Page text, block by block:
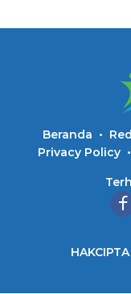
Beranda
Privacy Policy